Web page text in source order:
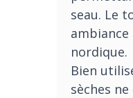
seau. Le
ambiance
nordique.
Bien
sèches